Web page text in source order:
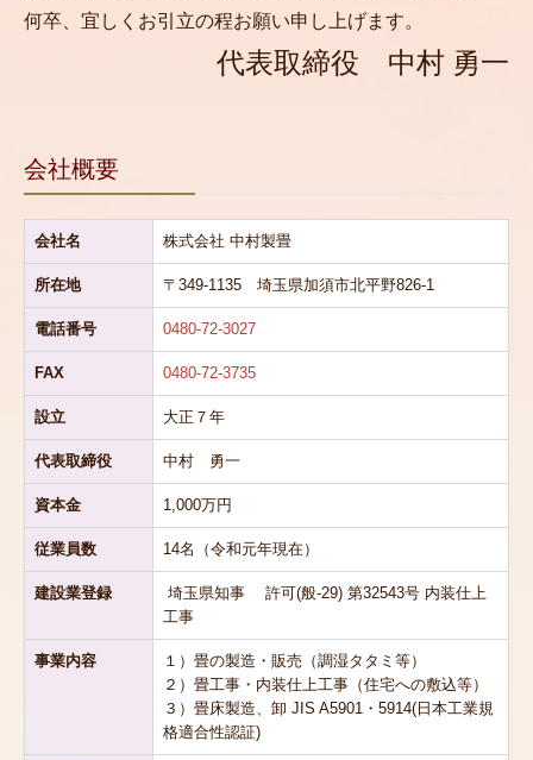
何卒、宜しくお引立の程お願い申し上げます。
代表取締役 中村 勇一
会社概要
会社名 株式会社 中村製畳
所在地 〒349-1135 埼玉県加須市北平野826-1
電話番号 0480-72-3027
FAX 0480-72-3735
設立 大正７年
代表取締役 中村 勇一
資本金 1,000万円
従業員数 14名（令和元年現在）
建設業登録
埼玉県知事 許可(般-29) 第32543号 内装仕上
工事
事業内容
１）畳の製造・販売（調湿タタミ等）
２）畳工事・内装仕上工事（住宅への敷込等）
３）畳床製造、卸 JIS A5901・5914(日本工業規
格適合性認証)